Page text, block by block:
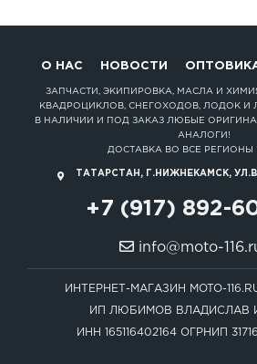
О НАС НОВОСТИ
ЗАПЧАСТИ, ЭКИПИРОВКА, МАСЛА И
КВАДРОЦИКЛОВ, СНЕГОХОДОВ, ЛОДОК И
В НАЛИЧИИ И ПОД ЗАКАЗ ЛЮБЫЕ
АНАЛОГИ!
ДОСТАВКА ВО ВСЕ РЕГИОНЫ
ТАТАРСТАН, Г.НИЖНЕКАМСК,
+7 (917) 892-
info@moto-
ИНТЕРНЕТ-МАГАЗИН MOTO-
ИП ЛЮБИМОВ ВЛАДИСЛАВ
ИНН 165116402164 ОГРНИП